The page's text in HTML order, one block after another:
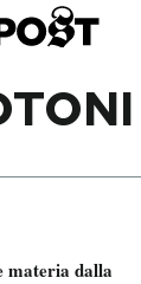
materia dalla